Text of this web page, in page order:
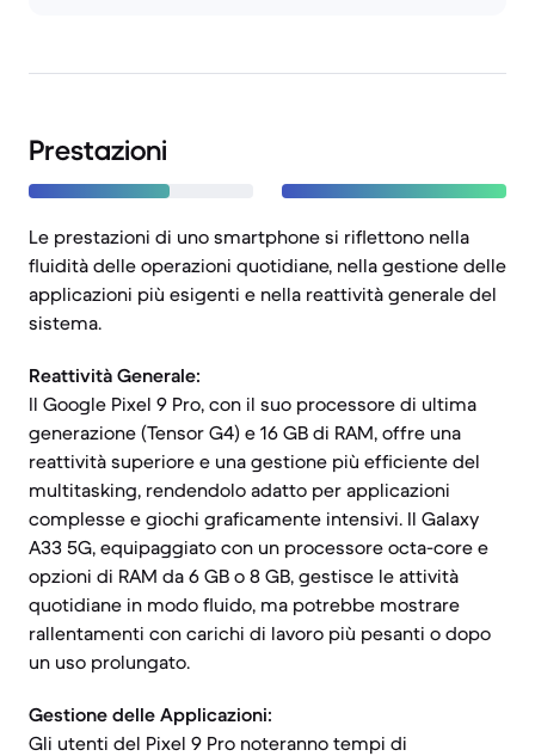
Prestazioni
Le prestazioni di uno smartphone si riflettono nella
fluidità delle operazioni quotidiane, nella gestione delle
applicazioni più esigenti e nella reattività generale del
sistema.
Reattività Generale:
Il Google Pixel 9 Pro, con il suo processore di ultima
generazione (Tensor G4) e 16 GB di RAM, offre una
reattività superiore e una gestione più efficiente del
multitasking, rendendolo adatto per applicazioni
complesse e giochi graficamente intensivi. Il Galaxy
A33 5G, equipaggiato con un processore octa-core e
opzioni di RAM da 6 GB o 8 GB, gestisce le attività
quotidiane in modo fluido, ma potrebbe mostrare
rallentamenti con carichi di lavoro più pesanti o dopo
un uso prolungato.
Gestione delle Applicazioni:
Gli utenti del Pixel 9 Pro noteranno tempi di